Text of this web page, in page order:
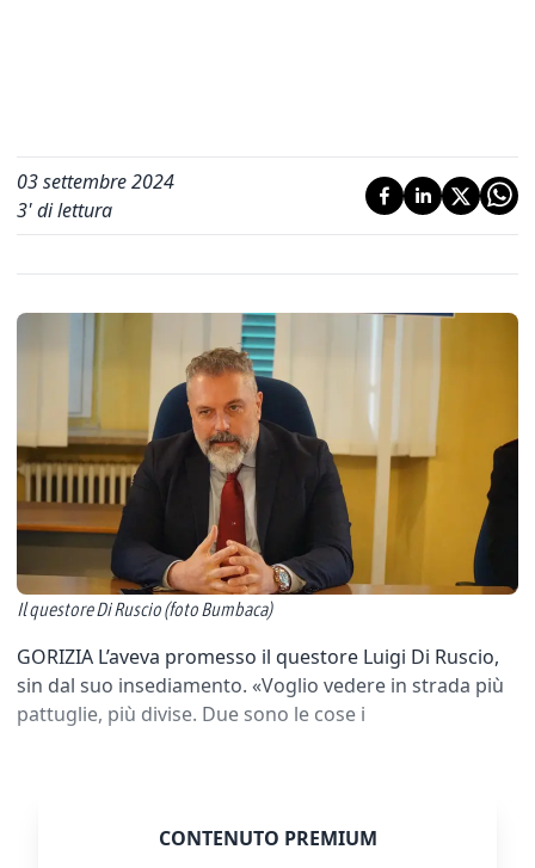
03 settembre 2024
3' di lettura
Il questore Di Ruscio (foto Bumbaca)
GORIZIA L’aveva promesso il questore Luigi Di Ruscio,
sin dal suo insediamento. «Voglio vedere in strada più
pattuglie, più divise. Due sono le cose i
CONTENUTO PREMIUM